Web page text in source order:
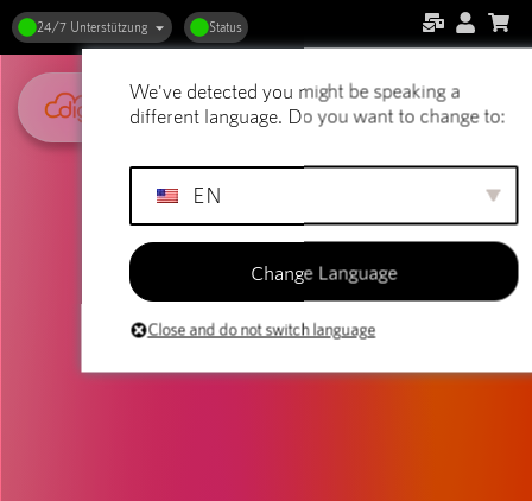
24/7 Unterstützung Status
We've detected you might be speaking a
different language. Do you want to change to:
EN
Change Language
Close and do not switch language